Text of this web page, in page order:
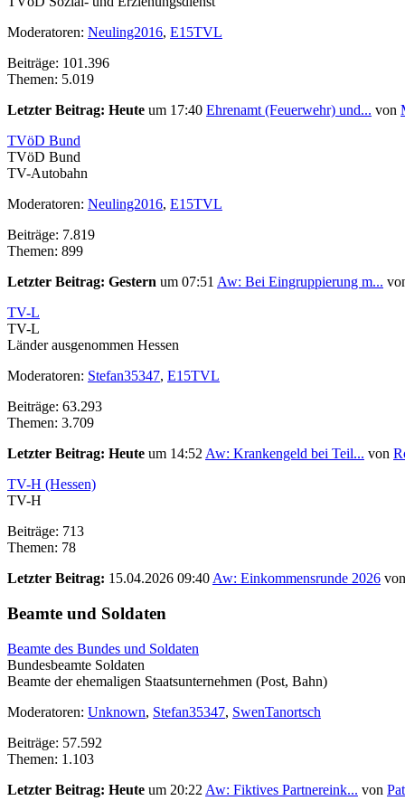
Moderatoren: Neuling2016, E15TVL
Beiträge: 101.396
Themen: 5.019
Letzter Beitrag: Heute um 17:40 Ehrenamt (Feuerwehr) und... von
TVöD Bund
TVöD Bund
TV-Autobahn
Moderatoren: Neuling2016, E15TVL
Beiträge: 7.819
Themen: 899
Letzter Beitrag: Gestern um 07:51 Aw: Bei Eingruppierung m...
TV-L
TV-L
Länder ausgenommen Hessen
Moderatoren: Stefan35347, E15TVL
Beiträge: 63.293
Themen: 3.709
Letzter Beitrag: Heute um 14:52 Aw: Krankengeld bei Teil... von
TV-H (Hessen)
TV-H
Beiträge: 713
Themen: 78
Letzter Beitrag: 15.04.2026 09:40 Aw: Einkommensrunde 2026 von
Beamte und Soldaten
Beamte des Bundes und Soldaten
Bundesbeamte Soldaten
Beamte der ehemaligen Staatsunternehmen (Post, Bahn)
Moderatoren: Unknown, Stefan35347, SwenTanortsch
Beiträge: 57.592
Themen: 1.103
Letzter Beitrag: Heute um 20:22 Aw: Fiktives Partnereink... von